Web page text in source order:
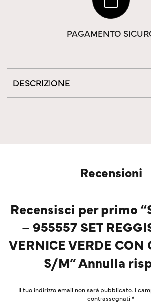
PAGAMENTO
DESCRIZIONE
Recensioni
Recensisci per primo
– 955557 SET
VERNICE VERDE CON
S/M” Annulla
Il tuo indirizzo email non sarà pubblicato. I
contrassegnati*